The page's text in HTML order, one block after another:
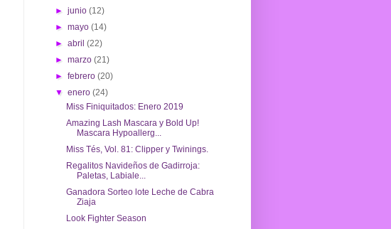
►junio(12)
►mayo(14)
►abril(22)
►marzo(21)
►febrero(20)
▼enero(24)
Miss Finiquitados: Enero 2019
Amazing Lash Mascara y Bold Up!
Mascara Hypoallerg...
Miss Tés, Vol. 81: Clipper y Twinings.
Regalitos Navideños de Gadirroja:
Paletas, Labiale...
Ganadora Sorteo lote Leche de Cabra
Ziaja
Look Fighter Season